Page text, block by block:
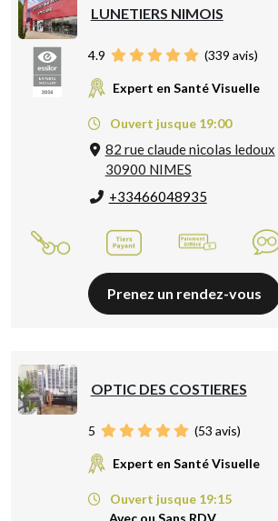
LUNETIERS NIMOIS
4.9 (339 avis)
Expert en Santé Visuelle
Ouvert jusque 19:00
82 rue claude nicolas ledoux
30900 NIMES
+33466048935
Prenez un rendez-vous
OPTIC DES COSTIERES
5 (53 avis)
Expert en Santé Visuelle
Ouvert jusque 19:15